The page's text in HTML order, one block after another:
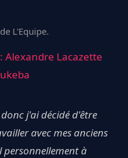
L'Equipe.
Alexandre Lacazette
j'ai décidé d'être
avec mes anciens
personnellement à